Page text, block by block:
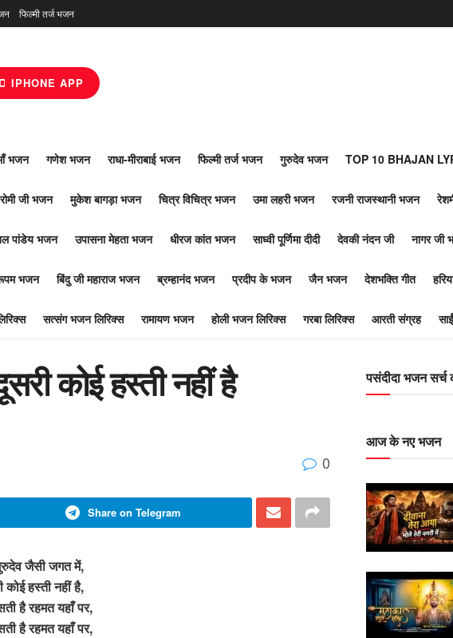
फिल्मी तर्ज भजन
IPHONE APP
भजन गणेश भजन राधा-मीराबाई भजन फिल्मी तर्ज भजन गुरुदेव भजन TOP 10 BHAJAN
रोमी जी भजन मुकेश बागड़ा भजन चित्र विचित्र भजन उमा लहरी भजन रजनी राजस्थानी भजन
पांडेय भजन उपासना मेहता भजन धीरज कांत भजन साध्वी पूर्णिमा दीदी देवकी नंदन जी नागर जी
भजन बिंदु जी महाराज भजन ब्रम्हानंद भजन प्रदीप के भजन जैन भजन देशभक्ति गीत
सत्संग भजन लिरिक्स रामायण भजन होली भजन लिरिक्स गरबा लिरिक्स आरती संग्रह
कोई हस्ती नहीं है
0
Share on Telegram
जैसी जगत में,
कोई हस्ती नहीं है,
है रहमत यहाँ पर,
है रहमत यहाँ पर,
पसंदीदा भजन सर्च
आज के नए भजन